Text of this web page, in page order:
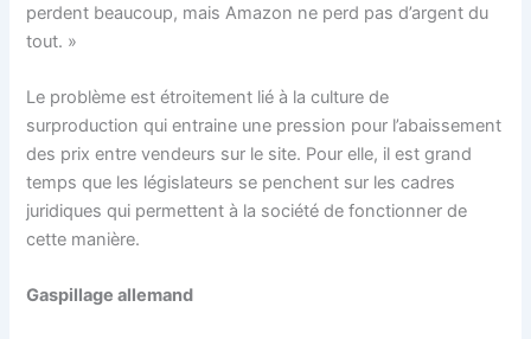
perdent beaucoup, mais Amazon ne perd pas d’argent du
tout. »
Le problème est étroitement lié à la culture de
surproduction qui entraine une pression pour l’abaissement
des prix entre vendeurs sur le site. Pour elle, il est grand
temps que les législateurs se penchent sur les cadres
juridiques qui permettent à la société de fonctionner de
cette manière.
Gaspillage allemand